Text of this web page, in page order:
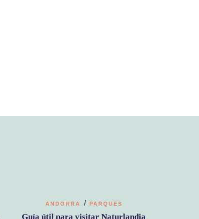
ANDORRA / PARQUES
Guía útil para visitar Naturlandia